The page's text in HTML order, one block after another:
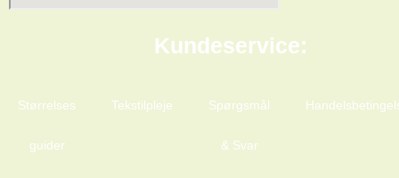
Kundeservice:
Størrelses
guider
Tekstilpleje Spørgsmål
& Svar